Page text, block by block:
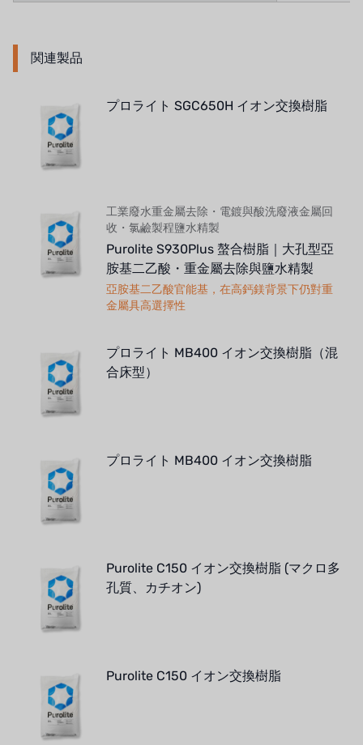
関連製品
プロライト SGC650H イオン交換樹脂
工業廢水重金屬去除・電鍍與酸洗廢液金屬回
收・氯鹼製程鹽水精製
Purolite S930Plus 螯合樹脂｜大孔型亞
胺基二乙酸・重金屬去除與鹽水精製
亞胺基二乙酸官能基，在高鈣鎂背景下仍對重
金屬具高選擇性
プロライト MB400 イオン交換樹脂（混
合床型）
プロライト MB400 イオン交換樹脂
Purolite C150 イオン交換樹脂 (マクロ多
孔質、カチオン)
Purolite C150 イオン交換樹脂